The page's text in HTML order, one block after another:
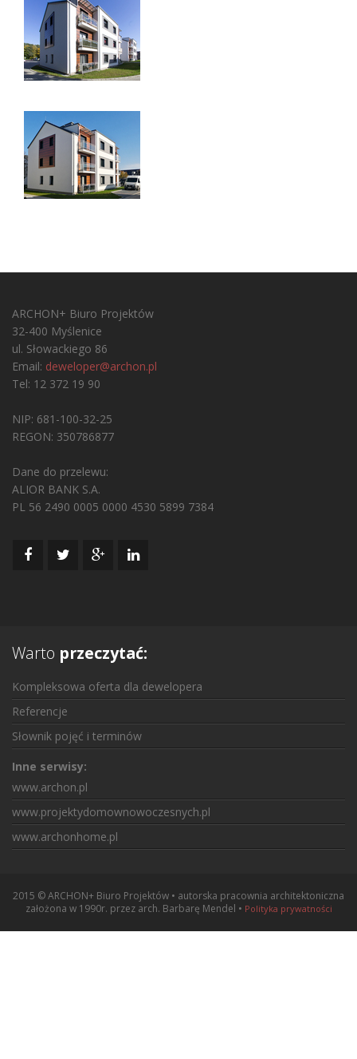
ARCHON+ Biuro Projektów
32-400 Myślenice
ul. Słowackiego 86
Email: deweloper@archon.pl
Tel: 12 372 19 90
NIP: 681-100-32-25
REGON: 350786877
Dane do przelewu:
ALIOR BANK S.A.
PL 56 2490 0005 0000 4530 5899 7384
Warto przeczytać:
Kompleksowa oferta dla dewelopera
Referencje
Słownik pojęć i terminów
Inne serwisy:
www.archon.pl
www.projektydomownowoczesnych.pl
www.archonhome.pl
2015 © ARCHON+ Biuro Projektów • autorska pracownia architektoniczna
założona w 1990r. przez arch. Barbarę Mendel • Polityka prywatności